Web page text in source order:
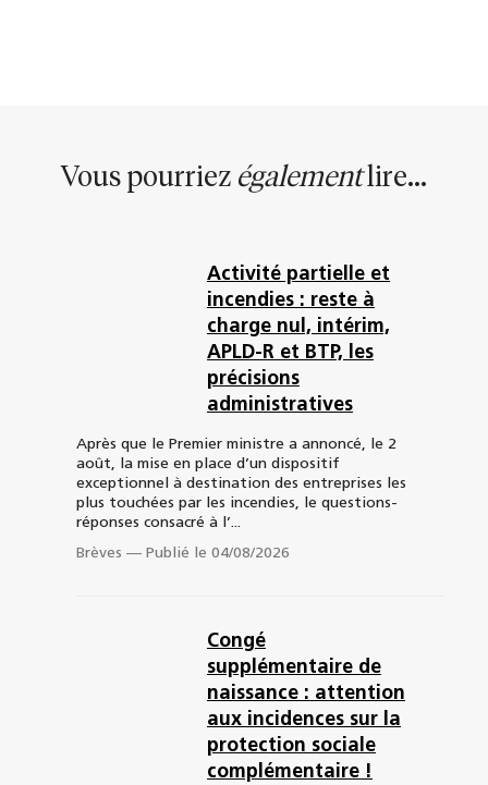
Vous pourriez égalementlire...
Activité partielle et
incendies : reste à
charge nul, intérim,
APLD-R et BTP, les
précisions
administratives
Après que le Premier ministre a annoncé, le 2
août, la mise en place d’un dispositif
exceptionnel à destination des entreprises les
plus touchées par les incendies, le questions-
réponses consacré à l’...
Brèves — Publié le 04/08/2026
Congé
supplémentaire de
naissance : attention
aux incidences sur la
protection sociale
complémentaire !